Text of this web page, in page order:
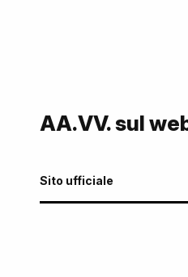
AA.VV. sul
Sito ufficiale